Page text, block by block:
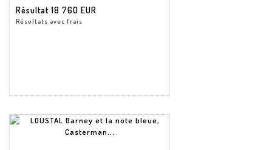
Résultat 18 760 EUR
Résultats avec frais